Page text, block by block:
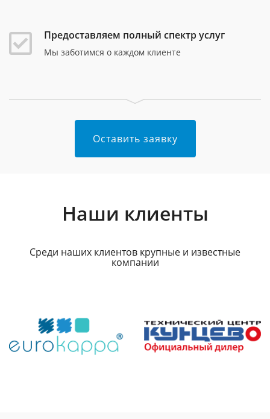
Предоставляем полный спектр услуг
Мы заботимся о каждом клиенте
Оставить заявку
Наши клиенты
Среди наших клиентов крупные и известные
компании